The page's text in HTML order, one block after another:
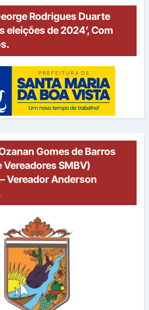
Rodrigues Duarte
eleições de 2024’, Com
Gomes de Barros
Vereadores SMBV)
Vereador Anderson